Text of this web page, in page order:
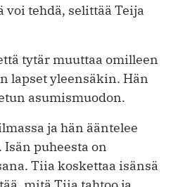
tehdä, selittää Teija
tytär muuttaa omilleen
lapset yleensäkin. Hän
asumismuodon.
ja hän ääntelee
puheesta on
Tiia koskettaa isänsä